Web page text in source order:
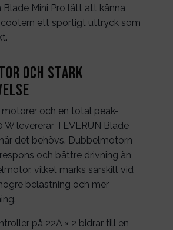
Mini Pro lätt att känna
ett sportigt uttryck som
och stark
motorer och en total peak-
W levererar TEVERUN Blade
det behövs. Dubbelmotorn
och bättre drivning än
vilket märks särskilt vid
belastning och mer
på 22A × 2 bidrar till en